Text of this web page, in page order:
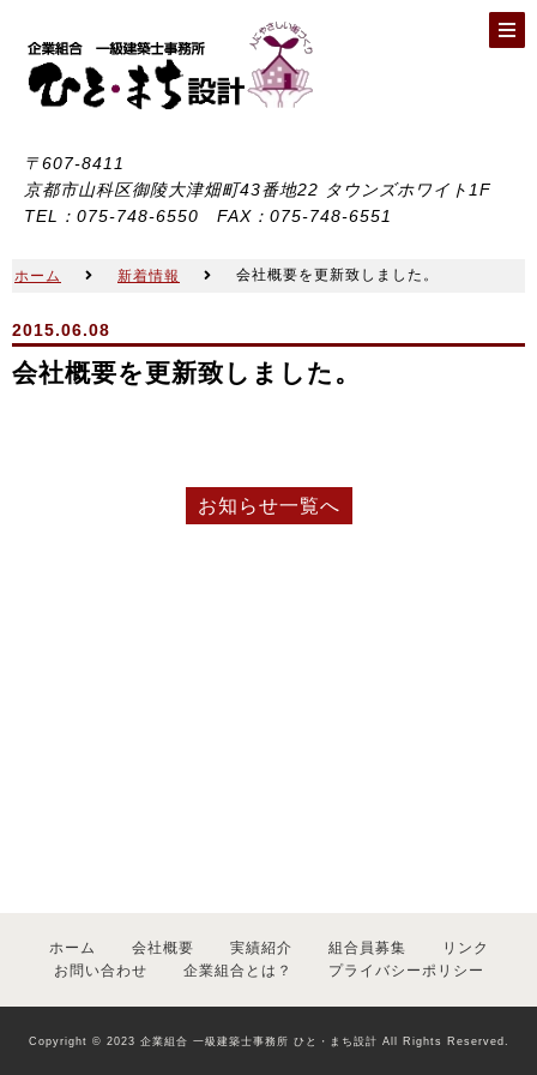
〒607-8411
京都市山科区御陵大津畑町43番地22 タウンズホワイト1F
TEL：075-748-6550 FAX：075-748-6551
ホーム 新着情報 会社概要を更新致しました。
2015.06.08
会社概要を更新致しました。
お知らせ一覧へ
ホーム 会社概要 実績紹介 組合員募集
リンク
お問い合わせ
企業組合とは？ プライバシーポリシー
Copyright © 2023 企業組合 一級建築士事務所 ひと・まち設計 All Rights Reserved.